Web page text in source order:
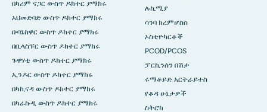
በካሪም ናጋር ውስጥ ዶክተር ያማክሩ
አህመድባድ ውስጥ ዶክተር ያማክሩ
ቡባኔስዋር ውስጥ ዶክተር ያማክሩ
በቢላስፑር ውስጥ ዶክተር ያማክሩ
ጉዋሃቲ ውስጥ ዶክተር ያማክሩ
ኢንዶር ውስጥ ዶክተር ያማክሩ
በካኪናዳ ውስጥ ዶክተር ያማክሩ
በካራኩዲ ውስጥ ዶክተር ያማክሩ
ሉኪሚያ
ሳንባ ክረምሆስስ
ኦስቲዮካርቶች
PCOD/PCOS
ፓርኪንሰን በሽታ
ሩማቶይድ አርትራይተስ
የቆዳ ሁኔታዎች
ስትሮክ